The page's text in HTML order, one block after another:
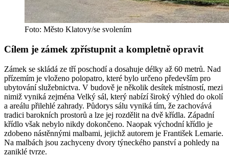
Foto: Město Klatovy/se svolením
Cílem je zámek zpřístupnit a kompletně opravit
Zámek se skládá ze tří poschodí a dosahuje délky až 60 metrů. Nad
přízemím je vloženo polopatro, které bylo určeno především pro
ubytování služebnictva. V budově je několik desítek místností, mezi
nimiž vyniká zejména Velký sál, který nabízí široký výhled do okolí
a areálu přilehlé zahrady. Půdorys sálu vyniká tím, že zachovává
tradici barokních prostorů a lze jej rozdělit na dvě křídla. Západní
křídlo však nebylo nikdy dokončeno. Naopak východní křídlo je
zdobeno nástěnnými malbami, jejichž autorem je František Lemarie.
Na malbách jsou zachyceny dvory týneckého panství a pohledy na
zaniklé tvrze.